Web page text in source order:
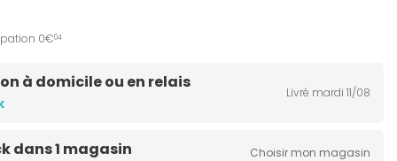
0€04
à domicile ou en relais
Livré mardi 11/08
dans 1 magasin
Choisir mon magasin